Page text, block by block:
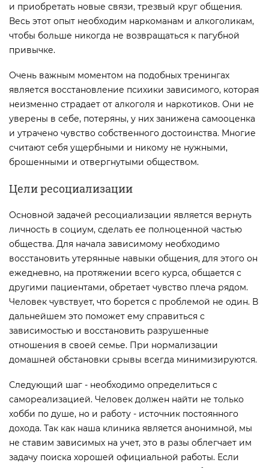
и приобретать новые связи, трезвый круг общения.
Весь этот опыт необходим наркоманам и алкоголикам,
чтобы больше никогда не возвращаться к пагубной
привычке.
Очень важным моментом на подобных тренингах
является восстановление психики зависимого, которая
неизменно страдает от алкоголя и наркотиков. Они не
уверены в себе, потеряны, у них занижена самооценка
и утрачено чувство собственного достоинства. Многие
считают себя ущербными и никому не нужными,
брошенными и отвергнутыми обществом.
Цели ресоциализации
Основной задачей ресоциализации является вернуть
личность в социум, сделать ее полноценной частью
общества. Для начала зависимому необходимо
восстановить утерянные навыки общения, для этого он
ежедневно, на протяжении всего курса, общается с
другими пациентами, обретает чувство плеча рядом.
Человек чувствует, что борется с проблемой не один. В
дальнейшем это поможет ему справиться с
зависимостью и восстановить разрушенные
отношения в своей семье. При нормализации
домашней обстановки срывы всегда минимизируются.
Следующий шаг - необходимо определиться с
самореализацией. Человек должен найти не только
хобби по душе, но и работу - источник постоянного
дохода. Так как наша клиника является анонимной, мы
не ставим зависимых на учет, это в разы облегчает им
задачу поиска хорошей официальной работы. Если